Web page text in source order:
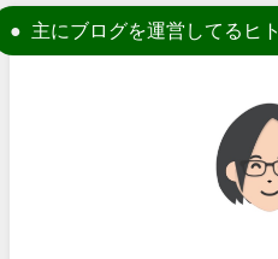
主にブログを運営してるヒト